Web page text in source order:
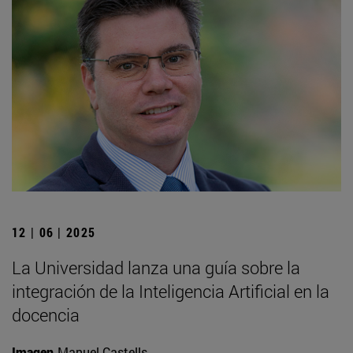
12 | 06 | 2025
La Universidad lanza una guía sobre la
integración de la Inteligencia Artificial en la
docencia